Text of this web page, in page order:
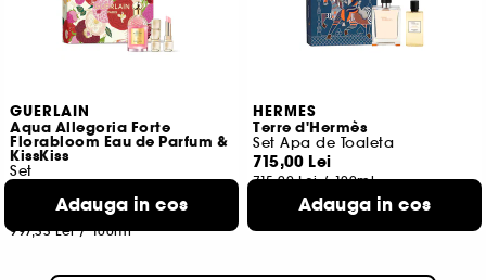
GUERLAIN
Aqua Allegoria Forte
Florabloom Eau de Parfum &
KissKiss
Set
748,00 Lei
997,33 Lei /100ml
Adauga in cos
HERMES
Terre d'Hermès
Set Apa de Toaleta
715,00 Lei
715,00 Lei /100ml
Adauga in cos